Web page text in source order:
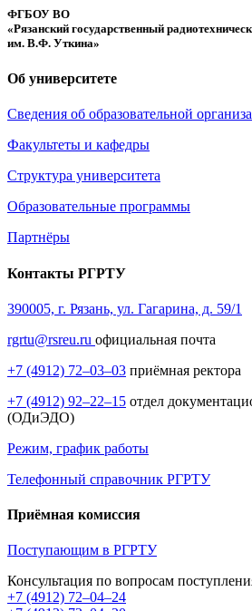
ФГБОУ ВО
«Рязанский государственный
им. В.Ф. Уткина»
Об университете
Сведения об образовательной
Факультеты и кафедры
Структура университета
Образовательные программы
Партнёры
Контакты РГРТУ
390005, г. Рязань, ул. Гагарина, д. 59/1
rgrtu@rsreu.ru официальная почта
+7 (4912) 72–03–03 приёмная ректора
+7 (4912) 92–22–15 отдел
(ОДиЭДО)
Режим, график работы
Телефонный справочник РГРТУ
Приёмная комиссия
Поступающим в РГРТУ
Консультация по вопросам
+7 (4912) 72–04–24